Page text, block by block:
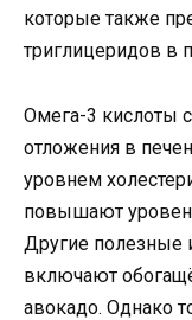
которые также
триглицеридов в
Омега-3 кислоты
отложения в
уровнем
повышают
Другие полезные
включают
авокадо. Однако